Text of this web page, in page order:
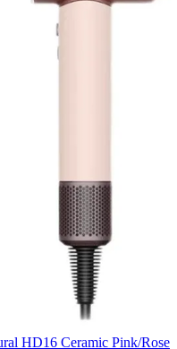
HD16 Ceramic Pink/Rose